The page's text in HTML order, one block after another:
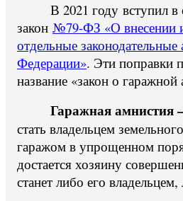
В 2021 году вступил в
закон №79-ФЗ «О внесении
отдельные
Федерации». Эти поправки
название «закон о гаражной
Гаражная амнистия –
стать владельцем
гаражом в упрощенном
достается хозяину
станет либо его